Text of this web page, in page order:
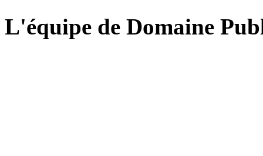
L'équipe de Domaine